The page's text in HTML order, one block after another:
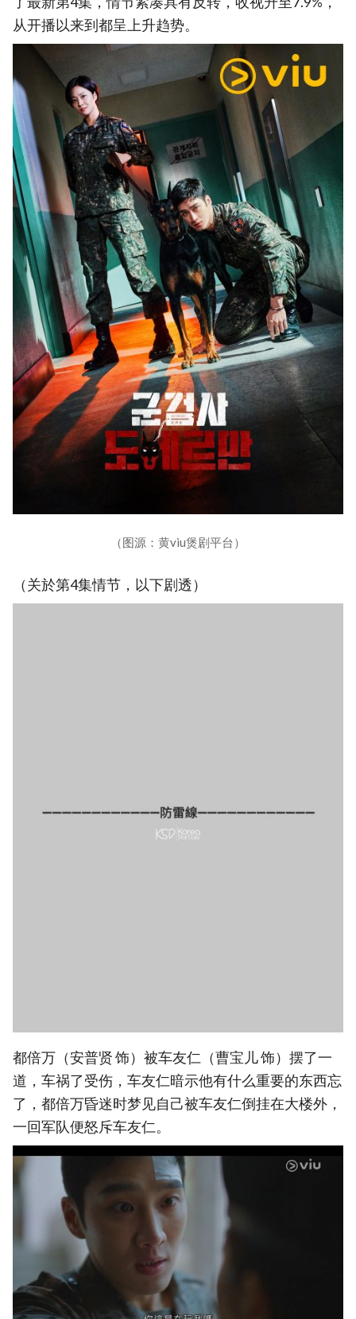
从开播以来到都呈上升趋势。
（图源：黄viu煲剧平台）
（关於第4集情节，以下剧透）
都倍万（安普贤 饰）被车友仁（曹宝儿 饰）摆了一
道，车祸了受伤，车友仁暗示他有什么重要的东西忘
了，都倍万昏迷时梦见自己被车友仁倒挂在大楼外，
一回军队便怒斥车友仁。